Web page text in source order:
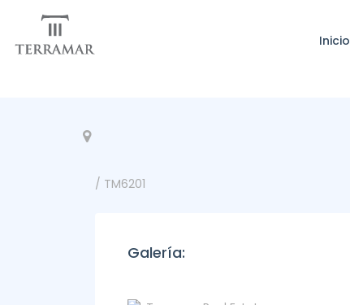
Inicio
/ TM6201
Galería: